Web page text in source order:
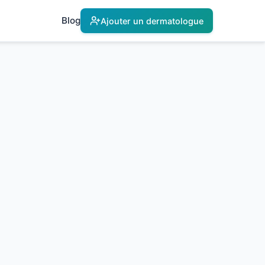
Blog Ajouter un dermatologue